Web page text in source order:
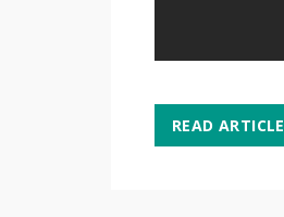
READ ARTICLE